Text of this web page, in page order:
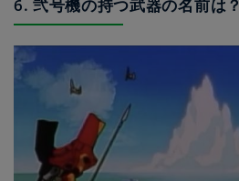
6. 弐号機の持つ武器の名前は？